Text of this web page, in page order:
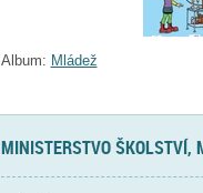
Album: Mládež
MINISTERSTVO ŠKOLSTVÍ,